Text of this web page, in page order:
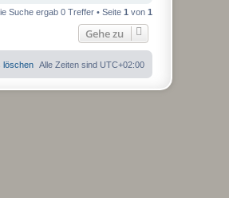
Suche ergab 0 Treffer • Seite 1 von 1
Gehe zu
Alle Zeiten sind UTC+02:00
löschen